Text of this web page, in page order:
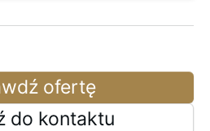
ofertę
do kontaktu